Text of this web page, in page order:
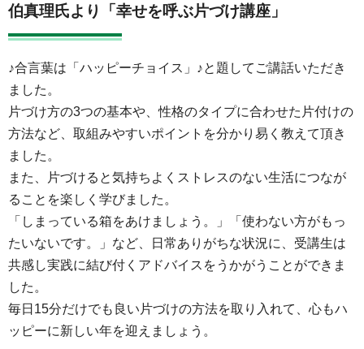
伯真理氏より「幸せを呼ぶ片づけ講座」
♪合言葉は「ハッピーチョイス」♪と題してご講話いただき
ました。
片づけ方の3つの基本や、性格のタイプに合わせた片付けの
方法など、取組みやすいポイントを分かり易く教えて頂き
ました。
また、片づけると気持ちよくストレスのない生活につなが
ることを楽しく学びました。
「しまっている箱をあけましょう。」「使わない方がもっ
たいないです。」など、日常ありがちな状況に、受講生は
共感し実践に結び付くアドバイスをうかがうことができま
した。
毎日15分だけでも良い片づけの方法を取り入れて、心もハ
ッピーに新しい年を迎えましょう。